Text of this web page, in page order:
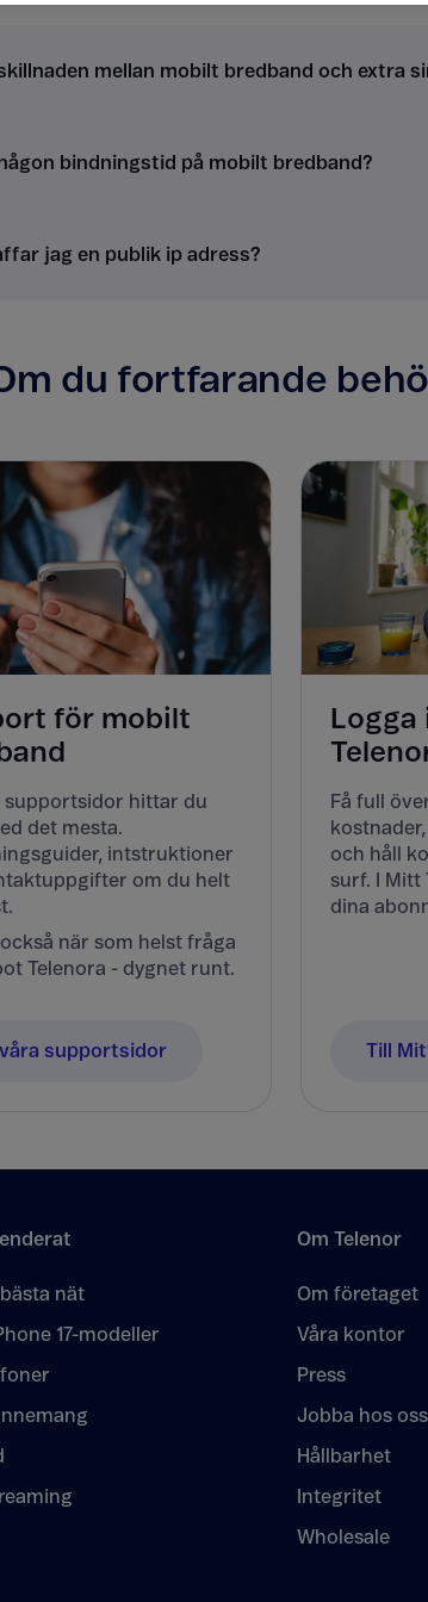
mellan mobilt bredband och extra
bindningstid på mobilt bredband?
jag en publik ip adress?
du fortfarande
för mobilt
supportsidor hittar du
det mesta.
intstruktioner
om du helt
också när som helst fråga
Telenora - dygnet runt.
supportsidor
Få full
och håll
surf. I Mitt
dina
Till
nät
17-modeller
Om Telenor
Om företaget
Våra kontor
Press
Jobba hos oss
Hållbarhet
Integritet
Wholesale